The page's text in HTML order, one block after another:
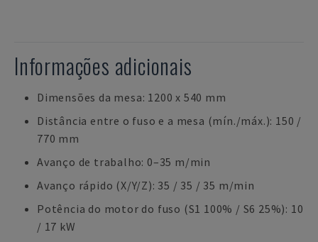
Informações adicionais
Dimensões da mesa: 1200 x 540 mm
Distância entre o fuso e a mesa (mín./máx.): 150 /
770 mm
Avanço de trabalho: 0–35 m/min
Avanço rápido (X/Y/Z): 35 / 35 / 35 m/min
Potência do motor do fuso (S1 100% / S6 25%): 10
/ 17 kW